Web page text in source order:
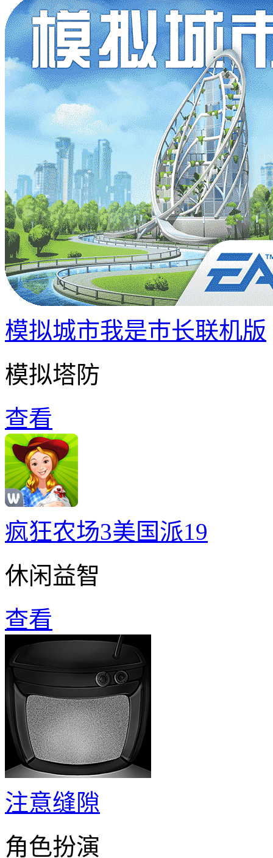
模拟城市我是巿长联机版
模拟塔防
查看
疯狂农场3美国派19
休闲益智
查看
注意缝隙
角色扮演